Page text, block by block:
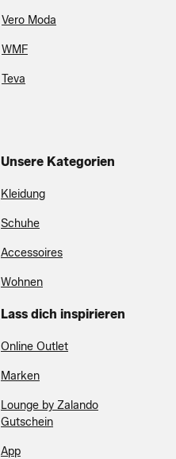
Vero Moda
WMF
Teva
Unsere Kategorien
Kleidung
Schuhe
Accessoires
Wohnen
Lass dich inspirieren
Online Outlet
Marken
Lounge by Zalando
Gutschein
App